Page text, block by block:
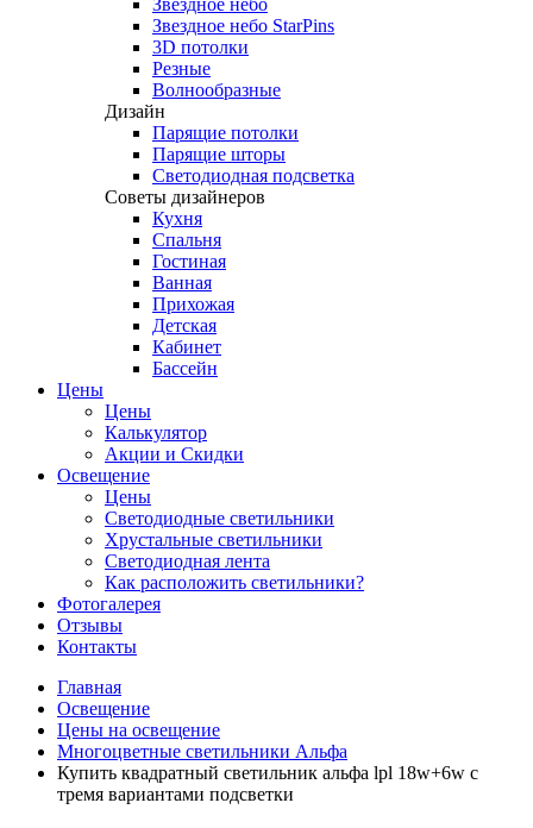
Звездное небо
Звездное небо StarPins
3D потолки
Резные
Волнообразные
Дизайн
Парящие потолки
Парящие шторы
Светодиодная подсветка
Советы дизайнеров
Кухня
Спальня
Гостиная
Ванная
Прихожая
Детская
Кабинет
Бассейн
Цены
Цены
Калькулятор
Акции и Скидки
Освещение
Цены
Светодиодные светильники
Хрустальные светильники
Светодиодная лента
Как расположить светильники?
Фотогалерея
Отзывы
Контакты
Главная
Освещение
Цены на освещение
Многоцветные светильники Альфа
Купить квадратный светильник альфа lpl 18w+6w с
тремя вариантами подсветки